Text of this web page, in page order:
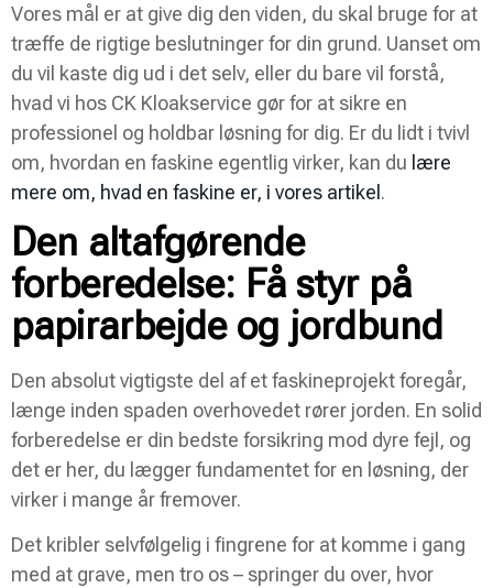
Vores mål er at give dig den viden, du skal bruge for at
træffe de rigtige beslutninger for din grund. Uanset om
du vil kaste dig ud i det selv, eller du bare vil forstå,
hvad vi hos CK Kloakservice gør for at sikre en
professionel og holdbar løsning for dig. Er du lidt i tvivl
om, hvordan en faskine egentlig virker, kan du lære
mere om, hvad en faskine er, i vores artikel.
Den altafgørende
forberedelse: Få styr på
papirarbejde og jordbund
Den absolut vigtigste del af et faskineprojekt foregår,
længe inden spaden overhovedet rører jorden. En solid
forberedelse er din bedste forsikring mod dyre fejl, og
det er her, du lægger fundamentet for en løsning, der
virker i mange år fremover.
Det kribler selvfølgelig i fingrene for at komme i gang
med at grave, men tro os – springer du over, hvor